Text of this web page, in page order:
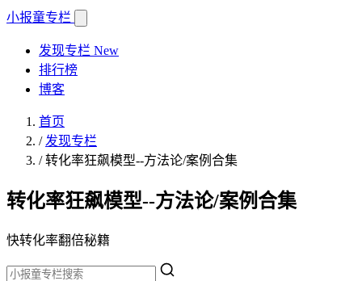
小报童专栏
发现专栏 New
排行榜
博客
首页
/ 发现专栏
/转化率狂飙模型--方法论/案例合集
转化率狂飙模型--方法论/案例合集
快转化率翻倍秘籍